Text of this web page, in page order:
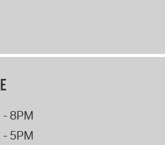
8PM
5PM